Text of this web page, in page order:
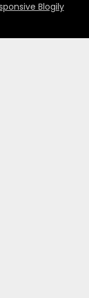
Blogily